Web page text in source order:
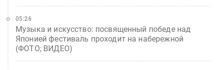
Музыка и искусство: посвященный победе над
Японией фестиваль проходит на набережной
(ФОТО; ВИДЕО)
05:26